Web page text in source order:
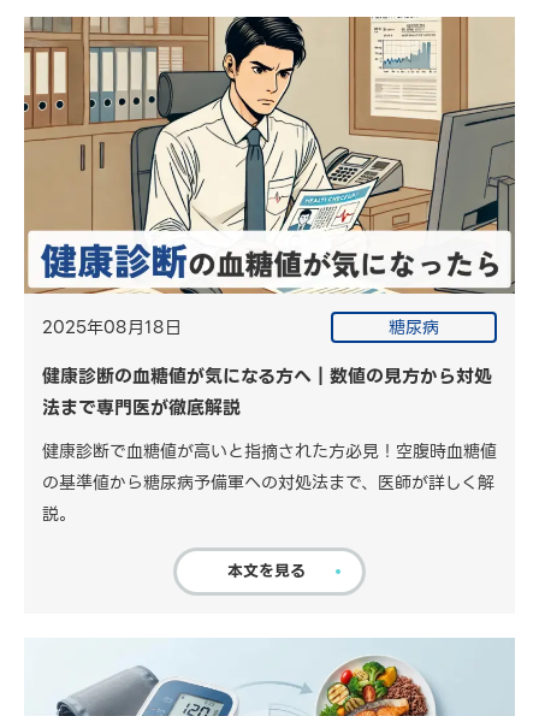
2025年08月18日 糖尿病
健康診断の血糖値が気になる方へ｜数値の見方から対処
法まで専門医が徹底解説
健康診断で血糖値が高いと指摘された方必見！空腹時血糖値
の基準値から糖尿病予備軍への対処法まで、医師が詳しく解
説。
本文を見る